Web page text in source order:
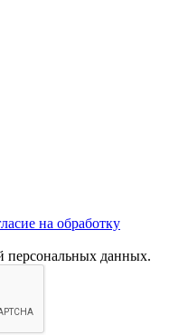
на обработку
персональных данных.